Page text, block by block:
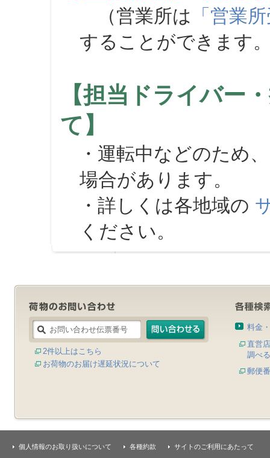
（営業所は 「営業
することができます
【担当ドライバー
て】
・運転中などのため
場合があります。
・詳しくは各地域の
ください。
2件以上はこちら
お荷物のお届け遅延状況について
料金
直営
調べる
郵便
個人情報のお取り扱いについて 各種約款 サイトのご利用にあたって